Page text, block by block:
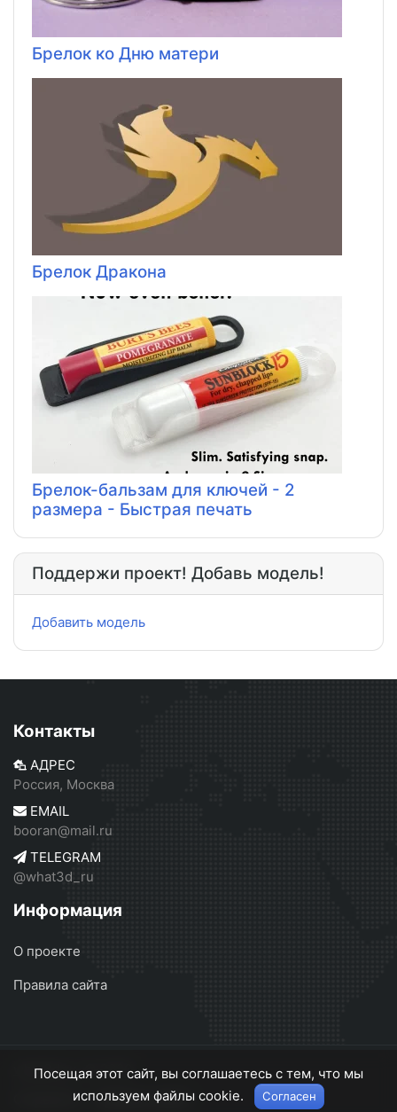
Брелок ко Дню матери
Брелок Дракона
Брелок-бальзам для ключей - 2
размера - Быстрая печать
Поддержи проект! Добавь модель!
Добавить модель
Контакты
АДРЕС
Россия, Москва
EMAIL
booran@mail.ru
TELEGRAM
@what3d_ru
Информация
О проекте
Правила сайта
what3d.ru © 2026
О проекте
Правила сайта
Посещая этот сайт, вы соглашаетесь с тем, что мы
используем файлы cookie.
Согласен